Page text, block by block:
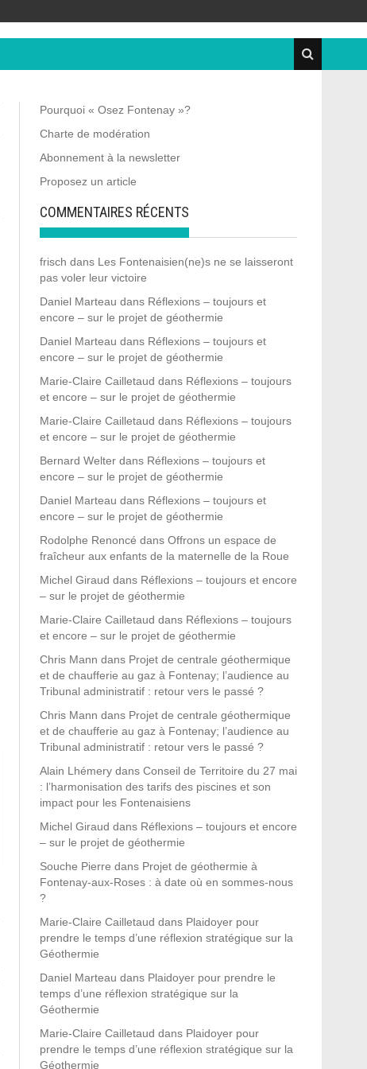
Pourquoi « Osez Fontenay »?
Charte de modération
Abonnement à la newsletter
Proposez un article
COMMENTAIRES RÉCENTS
frisch dans Les Fontenaisien(ne)s ne se laisseront
pas voler leur victoire
Daniel Marteau dans Réflexions – toujours et
encore – sur le projet de géothermie
Daniel Marteau dans Réflexions – toujours et
encore – sur le projet de géothermie
Marie-Claire Cailletaud dans Réflexions – toujours
et encore – sur le projet de géothermie
Marie-Claire Cailletaud dans Réflexions – toujours
et encore – sur le projet de géothermie
Bernard Welter dans Réflexions – toujours et
encore – sur le projet de géothermie
Daniel Marteau dans Réflexions – toujours et
encore – sur le projet de géothermie
Rodolphe Renoncé dans Offrons un espace de
fraîcheur aux enfants de la maternelle de la Roue
Michel Giraud dans Réflexions – toujours et encore
– sur le projet de géothermie
Marie-Claire Cailletaud dans Réflexions – toujours
et encore – sur le projet de géothermie
Chris Mann dans Projet de centrale géothermique
et de chaufferie au gaz à Fontenay; l’audience au
Tribunal administratif : retour vers le passé ?
Chris Mann dans Projet de centrale géothermique
et de chaufferie au gaz à Fontenay; l’audience au
Tribunal administratif : retour vers le passé ?
Alain Lhémery dans Conseil de Territoire du 27 mai
: l’harmonisation des tarifs des piscines et son
impact pour les Fontenaisiens
Michel Giraud dans Réflexions – toujours et encore
– sur le projet de géothermie
Souche Pierre dans Projet de géothermie à
Fontenay-aux-Roses : à date où en sommes-nous
?
Marie-Claire Cailletaud dans Plaidoyer pour
prendre le temps d’une réflexion stratégique sur la
Géothermie
Daniel Marteau dans Plaidoyer pour prendre le
temps d’une réflexion stratégique sur la
Géothermie
Marie-Claire Cailletaud dans Plaidoyer pour
prendre le temps d’une réflexion stratégique sur la
Géothermie